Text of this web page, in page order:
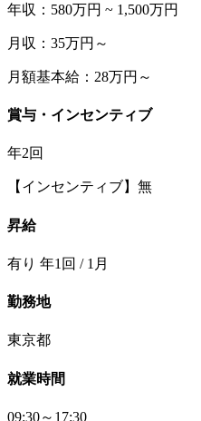
年収：580万円 ~ 1,500万円
月収：35万円～
月額基本給：28万円～
賞与・インセンティブ
年2回
【インセンティブ】無
昇給
有り 年1回 / 1月
勤務地
東京都
就業時間
09:30～17:30